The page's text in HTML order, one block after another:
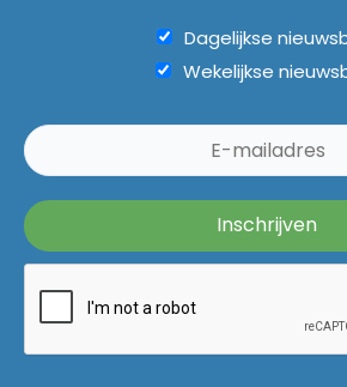
Dagelijkse
Wekelijkse